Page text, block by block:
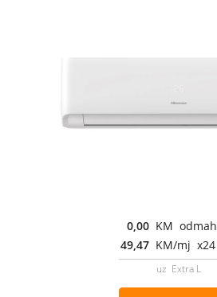
0,00 KM odmah
49,47 KM/mj x24
uz Extra L